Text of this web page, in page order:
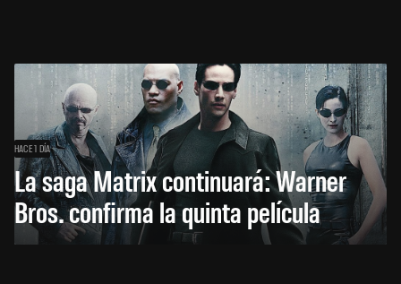
HACE 1 DÍA
La saga Matrix continuará: Warner
Bros. confirma la quinta película